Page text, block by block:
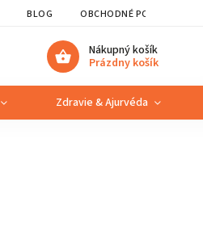
BLOG OBCHODNÉ PODMIENKY
Nákupný košík
Prázdny košík
Zdravie & Ajurvéda